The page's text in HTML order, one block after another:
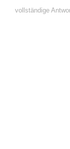
vollständige